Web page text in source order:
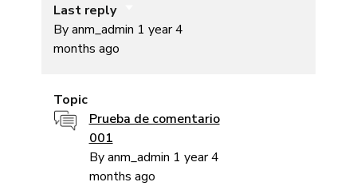
Last reply
Byanm_admin 1 year 4
months ago
Topic
Normal topicPrueba de comentario
001
Byanm_admin 1 year 4
months ago